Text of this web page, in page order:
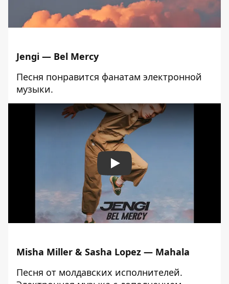
Jengi — Bel Mercy
Песня понравится фанатам электронной
музыки.
Play
Misha Miller & Sasha Lopez — Mahala
Песня от молдавских исполнителей.